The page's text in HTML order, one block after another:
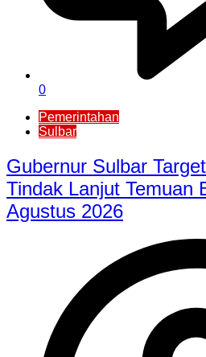
0
Pemerintahan
Sulbar
Gubernur Sulbar
Tindak Lanjut Temuan
Agustus 2026